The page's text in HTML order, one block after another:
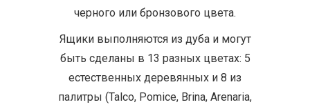
черного или бронзового цвета.
Ящики выполняются из дуба и могут
быть сделаны в 13 разных цветах: 5
естественных деревянных и 8 из
палитры (Talco, Pomice, Brina, Arenaria,